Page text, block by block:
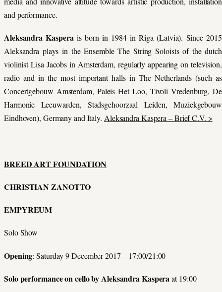
and performance.
Aleksandra Kasperais born in 1984 in Riga (Latvia). Since 2015
Aleksandra plays in the Ensemble The String Soloists of the dutch
violinist Lisa Jacobs in Amsterdam, regularly appearing on television,
radio and in the most important halls in The Netherlands (such as
Concertgebouw Amsterdam, Paleis Het Loo, Tivoli Vredenburg, De
Harmonie Leeuwarden, Stadsgehoorzaal Leiden, Muziekgebouw
Eindhoven), Germany and Italy. Aleksandra Kaspera – Brief C.V. >
BREED ART FOUNDATION
CHRISTIAN ZANOTTO
EMPYREUM
Solo Show
Opening:Saturday 9 December 2017 – 17:00/21:00
Solo performance on cello by Aleksandra Kasperaat 19:00